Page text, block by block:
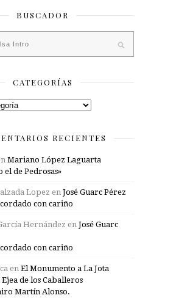
BUSCADOR
CATEGORÍAS
RECIENTES
Mariano López Laguarta
el de Pedrosas»
Lopez en José Guarc Pérez
con cariño
Hernández en José Guarc
con cariño
en El Monumento a La Jota
de los Caballeros
Martín Alonso.